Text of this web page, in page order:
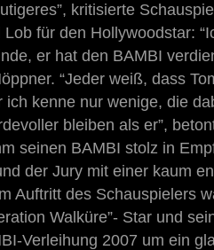
kritisierte
für den Hollywoodstar:
er hat den BAMBI
“Jeder weiß, dass
ich kenne nur wenige, die
bleiben als er”,
seinen BAMBI stolz in
der Jury mit einer kaum
Auftritt des Schauspielers
Walküre”- Star und
Verleihung 2007 um ein